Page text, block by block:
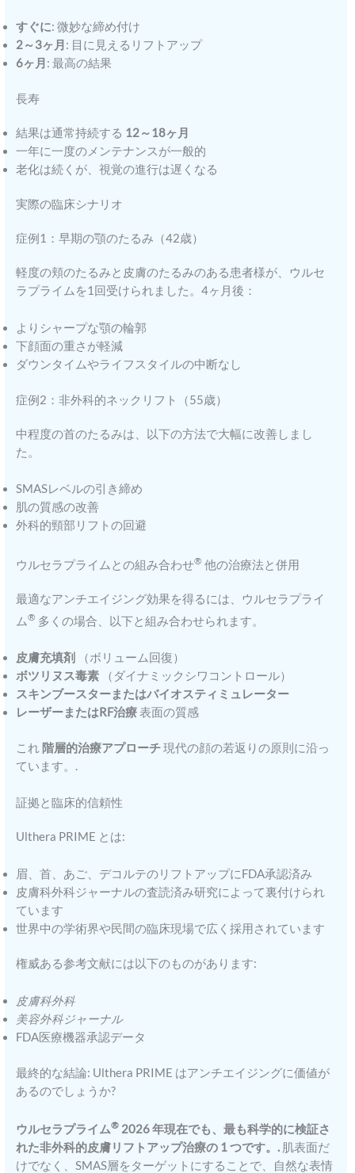
すぐに: 微妙な締め付け
2～3ヶ月 : 目に見えるリフトアップ
6ヶ月 : 最高の結果
長寿
結果は通常持続する 12～18ヶ月
一年に一度のメンテナンスが一般的
老化は続くが、視覚の進行は遅くなる
実際の臨床シナリオ
症例1：早期の顎のたるみ（42歳）
軽度の頬のたるみと皮膚のたるみのある患者様が、ウルセ
ラプライムを1回受けられました。4ヶ月後：
よりシャープな顎の輪郭
下顔面の重さが軽減
ダウンタイムやライフスタイルの中断なし
症例2：非外科的ネックリフト（55歳）
中程度の首のたるみは、以下の方法で大幅に改善しまし
た。
SMASレベルの引き締め
肌の質感の改善
外科的頸部リフトの回避
ウルセラプライムとの組み合わせ® 他の治療法と併用
最適なアンチエイジング効果を得るには、ウルセラプライ
ム® 多くの場合、以下と組み合わせられます。
皮膚充填剤
（ボリューム回復）
ボツリヌス毒素 （ダイナミックシワコントロール）
スキンブースターまたはバイオスティミュレーター
レーザーまたはRF治療表面の質感
これ 階層的治療アプローチ現代の顔の若返りの原則に沿っ
ています。.
証拠と臨床的信頼性
Ulthera PRIME とは:
眉、首、あご、デコルテのリフトアップにFDA承認済み
皮膚科外科ジャーナルの査読済み研究によって裏付けられ
ています
世界中の学術界や民間の臨床現場で広く採用されています
権威ある参考文献には以下のものがあります:
皮膚科外科
美容外科ジャーナル
FDA医療機器承認データ
最終的な結論: Ulthera PRIME はアンチエイジングに価値が
あるのでしょうか?
ウルセラプライム® 2026 年現在でも、最も科学的に検証さ
れた非外科的皮膚リフトアップ治療の 1 つです。. 肌表面だ
けでなく、SMAS層をターゲットにすることで、自然な表情